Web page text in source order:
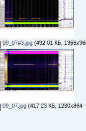
09_07#3.jpg(492.01 КБ,
09_07.jpg(417.23 КБ, 1230x864